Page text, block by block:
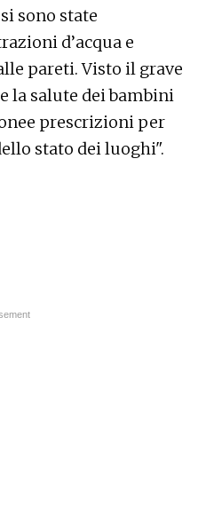
sono state
d’acqua e
pareti. Visto il grave
la salute dei bambini
prescrizioni per
stato dei luoghi".